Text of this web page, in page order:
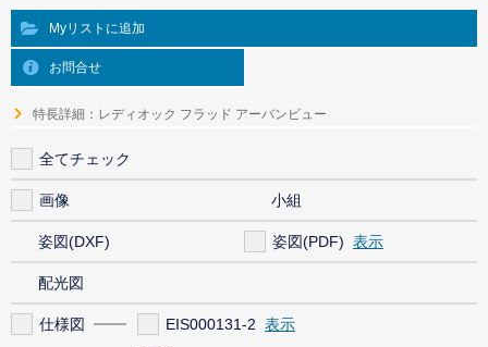
Myリストに追加
お問合せ
特長詳細：レディオック フラッド アーバンビュー
全てチェック
画像 小組
姿図(DXF) 姿図(PDF)
配光図
仕様図
EIS000131-2